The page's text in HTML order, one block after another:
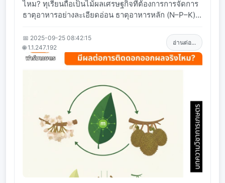
ไหม? ทุเรียนถือเป็นไม้ผลเศรษฐกิจที่ต้องการการจัดการ
ธาตุอาหารอย่างละเอียดอ่อน ธาตุอาหารหลัก (N–P–K)...
📅 2025-09-25 08:42:15
🌐 1.1.247.192
อ่านต่อ...